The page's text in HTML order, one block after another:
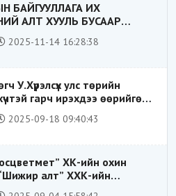
БАЙГУУЛЛАГА ИХ
АЛТ ХУУЛЬ БУСААР
ГЭЖ БАЙСАН
ТАСЛАН ЗОГСООЛОО
2025-11-14 16:28:38
У.Хүрэлсүх улс төрийн
гарч ирэхдээ өөрийгөө
төлөө тэмцэгч, “хуучин
хонгилыг нураагч” гэсэн
2025-09-18 09:40:43
ХК-ийн охин
алт” ХХК-ийн
захирлаар ажиллаж байсан